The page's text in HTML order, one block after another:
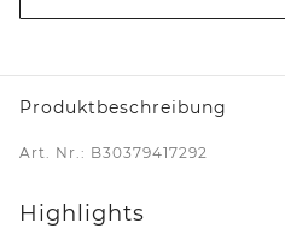
Produktbeschreibung
Art. Nr.: B30379417292
Highlights